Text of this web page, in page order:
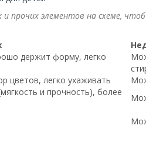
элементов на схеме,
держит форму, легко
цветов, легко ухаживать
и прочность), более